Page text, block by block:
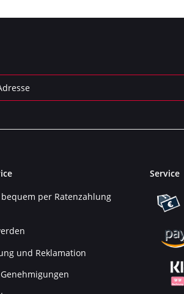
bequem per Ratenzahlung
und Reklamation
Service